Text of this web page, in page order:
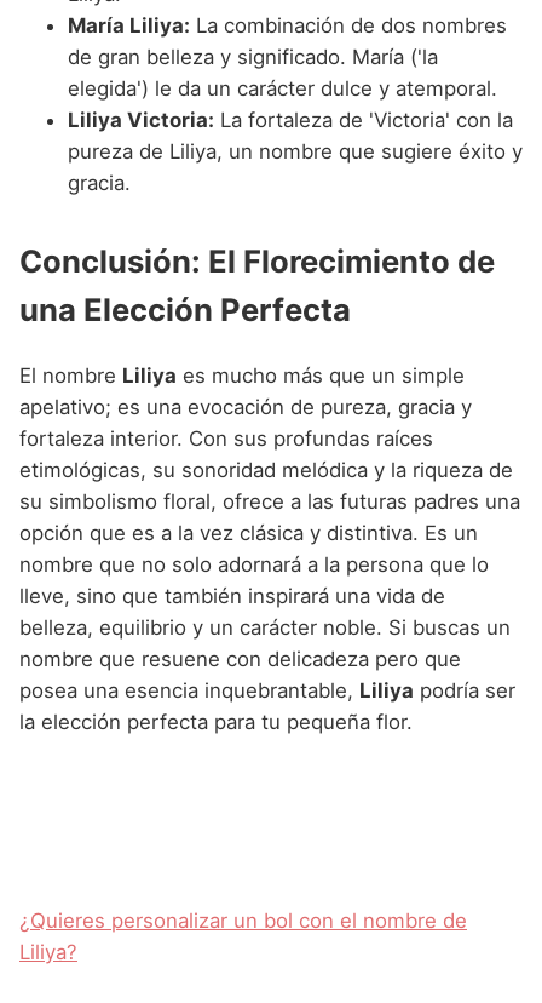
María Liliya: La combinación de dos nombres
de gran belleza y significado. María ('la
elegida') le da un carácter dulce y atemporal.
Liliya Victoria: La fortaleza de 'Victoria' con la
pureza de Liliya, un nombre que sugiere éxito y
gracia.
Conclusión: El Florecimiento de
una Elección Perfecta
El nombre Liliya es mucho más que un simple
apelativo; es una evocación de pureza, gracia y
fortaleza interior. Con sus profundas raíces
etimológicas, su sonoridad melódica y la riqueza de
su simbolismo floral, ofrece a las futuras padres una
opción que es a la vez clásica y distintiva. Es un
nombre que no solo adornará a la persona que lo
lleve, sino que también inspirará una vida de
belleza, equilibrio y un carácter noble. Si buscas un
nombre que resuene con delicadeza pero que
posea una esencia inquebrantable, Liliya podría ser
la elección perfecta para tu pequeña flor.
¿Quieres personalizar un bol con el nombre de
Liliya?